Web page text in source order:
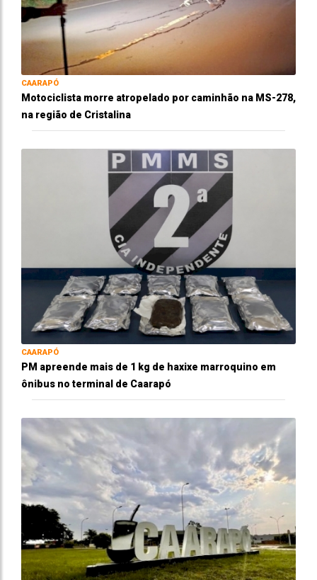
CAARAPÓ
Motociclista morre atropelado por caminhão na MS-278,
na região de Cristalina
CAARAPÓ
PM apreende mais de 1 kg de haxixe marroquino em
ônibus no terminal de Caarapó